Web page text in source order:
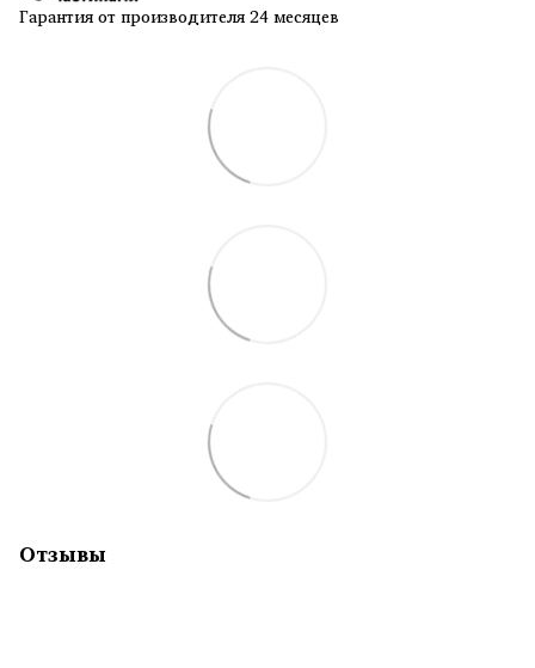
Гарантия от производителя 24 месяцев
Отзывы